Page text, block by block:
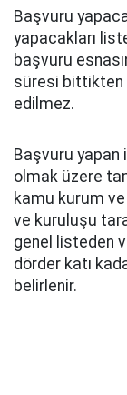
Başvuru
yapacakları
başvuru
süresi bittikten
edilmez.
Başvuru yapan
olmak üzere
kamu kurum
ve kuruluşu
genel listeden
dörder katı
belirlenir.